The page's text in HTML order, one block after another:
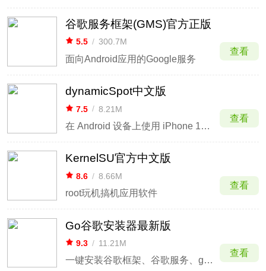
谷歌服务框架(GMS)官方正版
5.5 / 300.7M
面向Android应用的Google服务
查看
dynamicSpot中文版
7.5 / 8.21M
在 Android 设备上使用 iPhone 15 Pro 的动态岛通知
查看
KernelSU官方中文版
8.6 / 8.66M
root玩机搞机应用软件
查看
Go谷歌安装器最新版
9.3 / 11.21M
一键安装谷歌框架、谷歌服务、google play谷歌商店
查看